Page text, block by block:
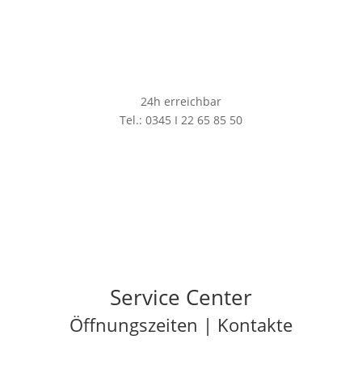
24h erreichbar
Tel.: 0345 I 22 65 85 50
Service Center
Öffnungszeiten | Kontakte